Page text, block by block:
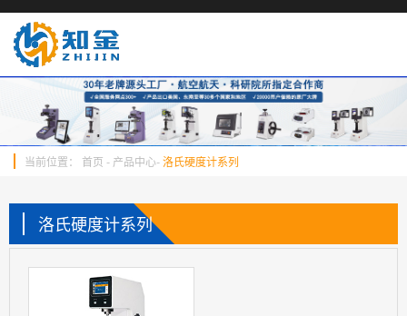
当前位置： 首页 - 产品中心-洛氏硬度计系列
洛氏硬度计系列